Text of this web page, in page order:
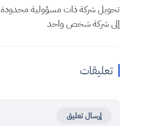
تحويل شركة ذات مسؤولية محدودة
إلى شركة شخص واحد
تعليقات
إرسال تعليق